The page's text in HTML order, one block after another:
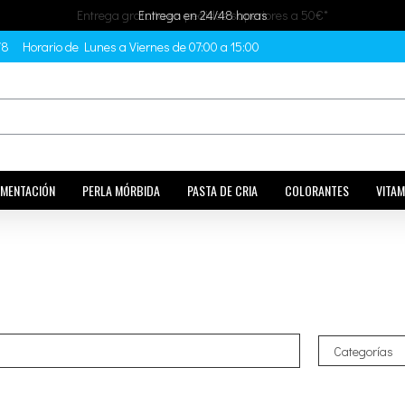
Entrega gratuita en pedidos superiores a 50€*
Entrega en 24/48 horas
Horario de Lunes a Viernes de 07:00 a 15:00
PERLA MÓRBIDA PASTA DE CRIA COLORANTES